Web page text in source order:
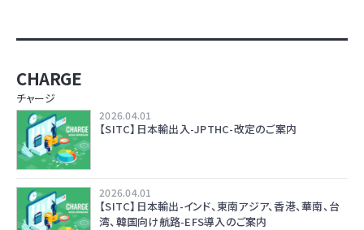
CHARGE
チャージ
2026.04.01
【SITC】日本輸出入-JPTHC-改定のご案内
2026.04.01
【SITC】日本輸出-インド、東南アジア、香港、華南、台
湾、韓国向け航路-EFS導入のご案内